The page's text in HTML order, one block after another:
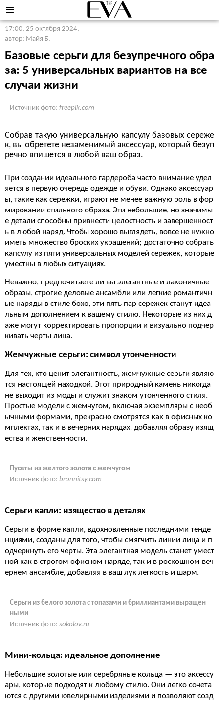
17:00, 25 октября 2024,
автор: Майя Б.
Базовые серьги для безупречного обра
за: 5 универсальных вариантов на все
случаи жизни
Источник фото: freepik.com
Собрав такую универсальную капсулу базовых сереже
к, вы обретете незаменимый аксессуар, который безуп
речно впишется в любой ваш образ.
При создании идеального гардероба часто внимание удел
яется в первую очередь одежде и обуви. Однако аксессуар
ы, такие как сережки, играют не менее важную роль в фор
мировании стильного образа. Эти небольшие, но значимы
е детали способны привнести целостность и завершенност
ь в любой наряд. Чтобы хорошо выглядеть, вовсе не нужно
иметь множество броских украшений; достаточно собрать
капсулу из пяти универсальных моделей сережек, которые
уместны в любых ситуациях.
Неважно, предпочитаете ли вы элегантные и лаконичные
образы, строгие деловые ансамбли или легкие романтичн
ые наряды в стиле бохо, эти пять пар сережек станут идеа
льным дополнением к вашему стилю. Некоторые из них д
аже могут корректировать пропорции и визуально подчер
кивать черты лица.
Жемчужные серьги: символ утонченности
Для тех, кто ценит элегантность, жемчужные серьги являю
тся настоящей находкой. Этот природный камень никогда
не выходит из моды и служит знаком утонченного стиля.
Простые модели с жемчугом, включая экземпляры с необ
ычными формами, прекрасно смотрятся как в офисных ко
мплектах, так и в вечерних нарядах, добавляя образу изящ
ества и женственности.
Пусеты из желтого золота с жемчугом
Источник фото: bronnitsy.com
Серьги капли: изящество в деталях
Серьги в форме капли, вдохновленные последними тенде
нциями, созданы для того, чтобы смягчить линии лица и п
одчеркнуть его черты. Эта элегантная модель станет умест
ной как в строгом офисном наряде, так и в роскошном веч
ернем ансамбле, добавляя в ваш лук легкость и шарм.
Серьги из белого золота с топазами и бриллиантами выращен
ными
Источник фото: sokolov.ru
Мини-кольца: идеальное дополнение
Небольшие золотые или серебряные кольца — это аксессу
ары, которые подходят к любому стилю. Они легко сочета
ются с другими ювелирными изделиями и позволяют созд